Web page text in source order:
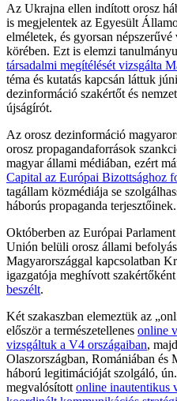
Az Ukrajna ellen indított orosz
is megjelentek az Egyesült
elméletek, és gyorsan
körében. Ezt is elemzi
társadalmi megítélését vizsgálta
téma és kutatás kapcsán láttuk
dezinformáció szakértőt és
újságírót.
Az orosz dezinformáció
orosz propagandaforrások
magyar állami médiában, ezért
Capital az Európai Bizottsághoz
tagállam közmédiája se
háborús propaganda terjesztőinek.
Októberben az Európai
Unión belüli orosz állami
Magyarországgal kapcsolatban
igazgatója meghívott
beszélt.
Két szakaszban elemeztük az
először a természetellenes online
vizsgáltuk a V4 országaiban,
Olaszországban, Romániában és
háború legitimációját szolgáló,
megvalósított online inautentikus